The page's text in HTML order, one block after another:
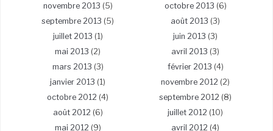
novembre 2013 (5) octobre 2013 (6)
septembre 2013 (5) août 2013 (3)
juillet 2013 (1) juin 2013 (3)
mai 2013 (2) avril 2013 (3)
mars 2013 (3) février 2013 (4)
janvier 2013 (1) novembre 2012 (2)
octobre 2012 (4) septembre 2012 (8)
août 2012 (6) juillet 2012 (10)
mai 2012 (9) avril 2012 (4)